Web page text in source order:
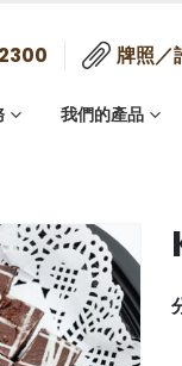
牌照／
我們的產品